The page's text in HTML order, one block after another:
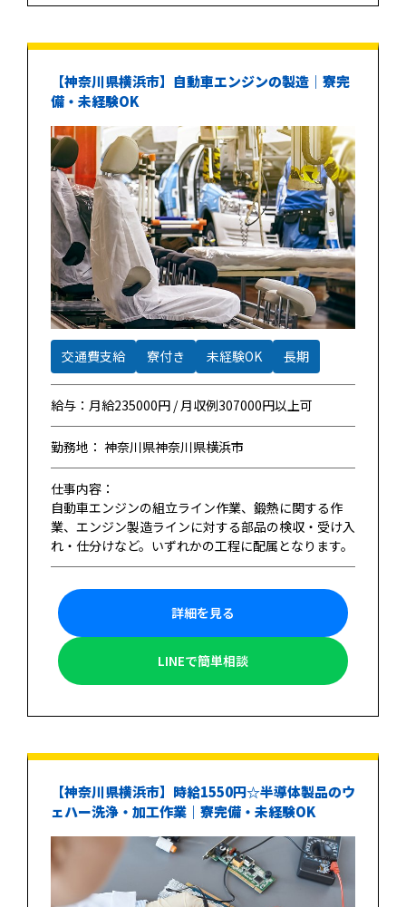
【神奈川県横浜市】自動車エンジンの製造｜寮完
備・未経験OK
交通費支給 寮付き 未経験OK 長期
給与：月給235000円 / 月収例307000円以上可
勤務地： 神奈川県神奈川県横浜市
仕事内容：
自動車エンジンの組立ライン作業、鍛熱に関する作
業、エンジン製造ラインに対する部品の検収・受け入
れ・仕分けなど。いずれかの工程に配属となります。
詳細を見る
LINEで簡単相談
【神奈川県横浜市】時給1550円☆半導体製品のウ
ェハー洗浄・加工作業｜寮完備・未経験OK